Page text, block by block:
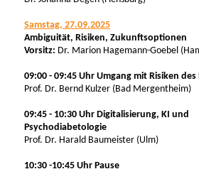
Samstag, 27.09.2025
Ambiguität, Risiken, Zukunftsoptionen
Vorsitz: Dr. Marion Hagemann-Goebel
09:00 - 09:45 Uhr Umgang mit Risiken
Prof. Dr. Bernd Kulzer (Bad Mergentheim)
09:45 - 10:30 Uhr Digitalisierung, KI und
Psychodiabetologie
Prof. Dr. Harald Baumeister (Ulm)
10:30 -10:45 Uhr Pause